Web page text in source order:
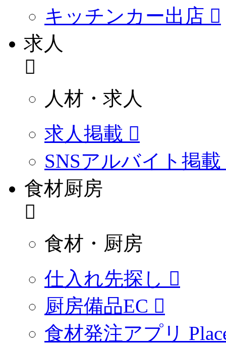
キッチンカー出店
求人
人材・求人
求人掲載
SNSアルバイト掲載
食材厨房
食材・厨房
仕入れ先探し
厨房備品EC
食材発注アプリ